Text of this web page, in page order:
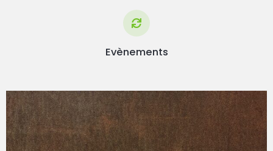
Evènements